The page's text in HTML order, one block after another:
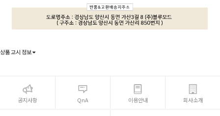
상품 고시 정보
공지사항 QnA 이용안내 회사소개